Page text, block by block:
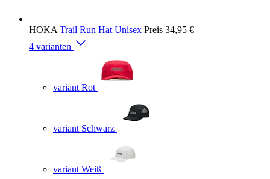
HOKA Trail Run Hat Unisex Preis 34,95 €
4 varianten
variant Rot
variant Schwarz
variant Weiß